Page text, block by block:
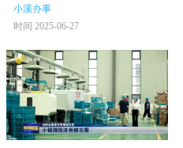
小溪办事
时间 2025-06-27